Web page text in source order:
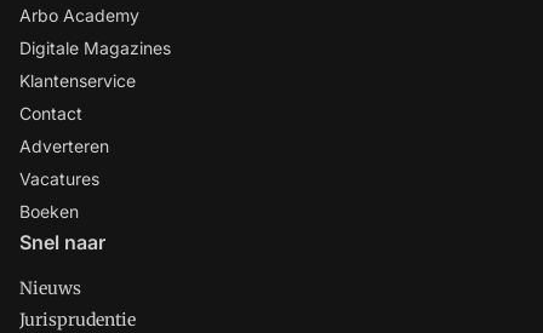
Arbo Academy
Digitale Magazines
Klantenservice
Contact
Adverteren
Vacatures
Boeken
Snel naar
Nieuws
Jurisprudentie